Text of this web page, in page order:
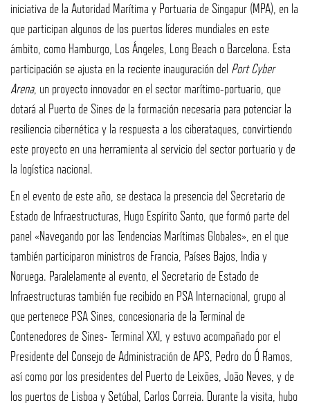
iniciativa de la Autoridad Marítima y Portuaria de Singapur (MPA), en la
que participan algunos de los puertos líderes mundiales en este
ámbito, como Hamburgo, Los Ángeles, Long Beach o Barcelona. Esta
participación se ajusta en la reciente inauguración del Port Cyber
Arena, un proyecto innovador en el sector marítimo-portuario, que
dotará al Puerto de Sines de la formación necesaria para potenciar la
resiliencia cibernética y la respuesta a los ciberataques, convirtiendo
este proyecto en una herramienta al servicio del sector portuario y de
la logística nacional.
En el evento de este año, se destaca la presencia del Secretario de
Estado de Infraestructuras, Hugo Espírito Santo, que formó parte del
panel «Navegando por las Tendencias Marítimas Globales», en el que
también participaron ministros de Francia, Países Bajos, India y
Noruega. Paralelamente al evento, el Secretario de Estado de
Infraestructuras también fue recibido en PSA Internacional, grupo al
que pertenece PSA Sines, concesionaria de la Terminal de
Contenedores de Sines- Terminal XXI, y estuvo acompañado por el
Presidente del Consejo de Administración de APS, Pedro do Ó Ramos,
así como por los presidentes del Puerto de Leixões, João Neves, y de
los puertos de Lisboa y Setúbal, Carlos Correia. Durante la visita, hubo